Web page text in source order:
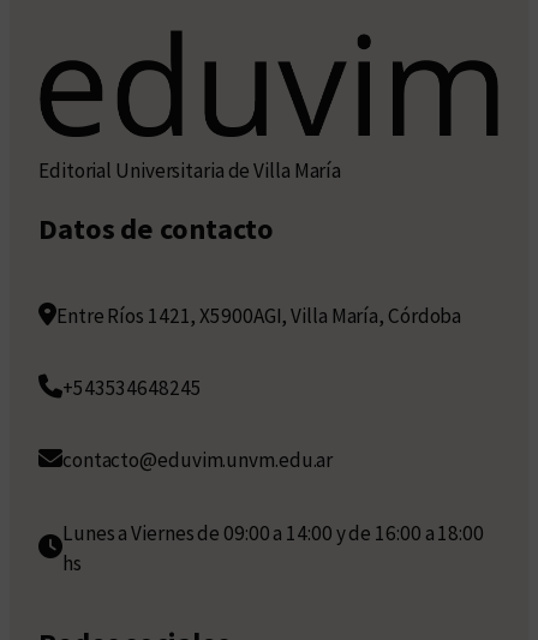
Editorial Universitaria de Villa María
Datos de contacto
Entre Ríos 1421, X5900AGI, Villa María, Córdoba
+543534648245
contacto@eduvim.unvm.edu.ar
Lunes a Viernes de 09:00 a 14:00 y de 16:00 a 18:00
hs